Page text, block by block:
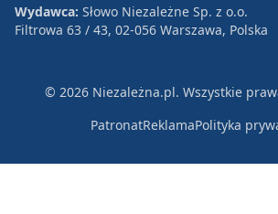
Wydawca: Słowo Niezależne Sp. z o.o.
Filtrowa 63 / 43, 02-056 Warszawa, Polska
© 2026 Niezależna.pl. Wszystkie
PatronatReklamaPolityka